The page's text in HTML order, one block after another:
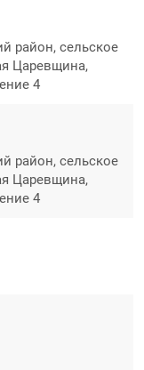
район, сельское
Царевщина,
4
район, сельское
Царевщина,
4